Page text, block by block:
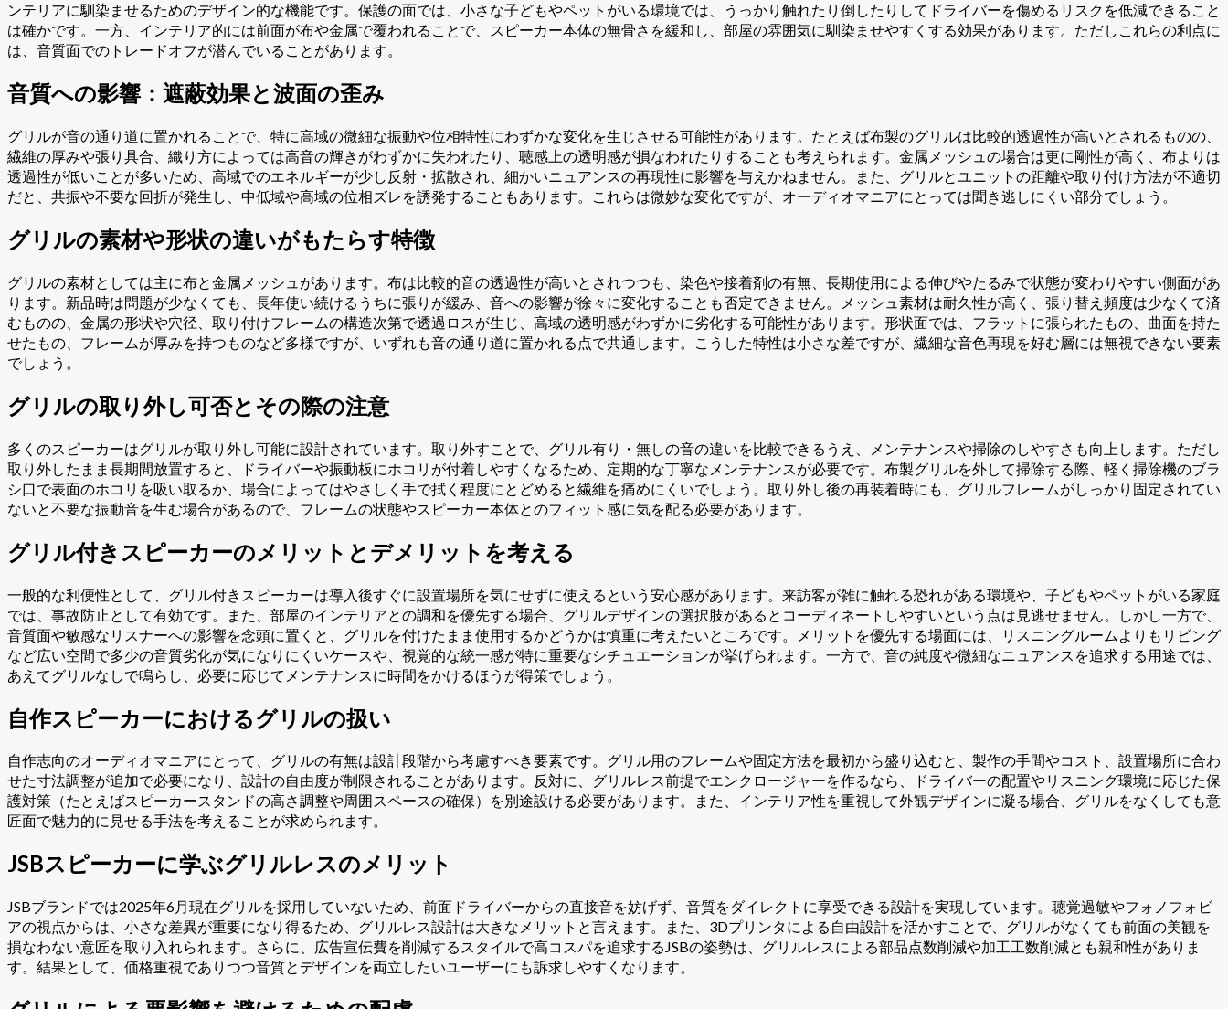
ンテリアに馴染ませるためのデザイン的な機能です。保護の面では、小さな子どもやペットがいる環境では、うっかり触れたり倒したりしてドライバーを傷めるリスクを低減できること
は確かです。一方、インテリア的には前面が布や金属で覆われることで、スピーカー本体の無骨さを緩和し、部屋の雰囲気に馴染ませやすくする効果があります。ただしこれらの利点に
は、音質面でのトレードオフが潜んでいることがあります。
音質への影響：遮蔽効果と波面の歪み
グリルが音の通り道に置かれることで、特に高域の微細な振動や位相特性にわずかな変化を生じさせる可能性があります。たとえば布製のグリルは比較的透過性が高いとされるものの、
繊維の厚みや張り具合、織り方によっては高音の輝きがわずかに失われたり、聴感上の透明感が損なわれたりすることも考えられます。金属メッシュの場合は更に剛性が高く、布よりは
透過性が低いことが多いため、高域でのエネルギーが少し反射・拡散され、細かいニュアンスの再現性に影響を与えかねません。また、グリルとユニットの距離や取り付け方法が不適切
だと、共振や不要な回折が発生し、中低域や高域の位相ズレを誘発することもあります。これらは微妙な変化ですが、オーディオマニアにとっては聞き逃しにくい部分でしょう。
グリルの素材や形状の違いがもたらす特徴
グリルの素材としては主に布と金属メッシュがあります。布は比較的音の透過性が高いとされつつも、染色や接着剤の有無、長期使用による伸びやたるみで状態が変わりやすい側面があ
ります。新品時は問題が少なくても、長年使い続けるうちに張りが緩み、音への影響が徐々に変化することも否定できません。メッシュ素材は耐久性が高く、張り替え頻度は少なくて済
むものの、金属の形状や穴径、取り付けフレームの構造次第で透過ロスが生じ、高域の透明感がわずかに劣化する可能性があります。形状面では、フラットに張られたもの、曲面を持た
せたもの、フレームが厚みを持つものなど多様ですが、いずれも音の通り道に置かれる点で共通します。こうした特性は小さな差ですが、繊細な音色再現を好む層には無視できない要素
でしょう。
グリルの取り外し可否とその際の注意
多くのスピーカーはグリルが取り外し可能に設計されています。取り外すことで、グリル有り・無しの音の違いを比較できるうえ、メンテナンスや掃除のしやすさも向上します。ただし
取り外したまま長期間放置すると、ドライバーや振動板にホコリが付着しやすくなるため、定期的な丁寧なメンテナンスが必要です。布製グリルを外して掃除する際、軽く掃除機のブラ
シ口で表面のホコリを吸い取るか、場合によってはやさしく手で拭く程度にとどめると繊維を痛めにくいでしょう。取り外し後の再装着時にも、グリルフレームがしっかり固定されてい
ないと不要な振動音を生む場合があるので、フレームの状態やスピーカー本体とのフィット感に気を配る必要があります。
グリル付きスピーカーのメリットとデメリットを考える
一般的な利便性として、グリル付きスピーカーは導入後すぐに設置場所を気にせずに使えるという安心感があります。来訪客が雑に触れる恐れがある環境や、子どもやペットがいる家庭
では、事故防止として有効です。また、部屋のインテリアとの調和を優先する場合、グリルデザインの選択肢があるとコーディネートしやすいという点は見逃せません。しかし一方で、
音質面や敏感なリスナーへの影響を念頭に置くと、グリルを付けたまま使用するかどうかは慎重に考えたいところです。メリットを優先する場面には、リスニングルームよりもリビング
など広い空間で多少の音質劣化が気になりにくいケースや、視覚的な統一感が特に重要なシチュエーションが挙げられます。一方で、音の純度や微細なニュアンスを追求する用途では、
あえてグリルなしで鳴らし、必要に応じてメンテナンスに時間をかけるほうが得策でしょう。
自作スピーカーにおけるグリルの扱い
自作志向のオーディオマニアにとって、グリルの有無は設計段階から考慮すべき要素です。グリル用のフレームや固定方法を最初から盛り込むと、製作の手間やコスト、設置場所に合わ
せた寸法調整が追加で必要になり、設計の自由度が制限されることがあります。反対に、グリルレス前提でエンクロージャーを作るなら、ドライバーの配置やリスニング環境に応じた保
護対策（たとえばスピーカースタンドの高さ調整や周囲スペースの確保）を別途設ける必要があります。また、インテリア性を重視して外観デザインに凝る場合、グリルをなくしても意
匠面で魅力的に見せる手法を考えることが求められます。
JSBスピーカーに学ぶグリルレスのメリット
JSBブランドでは2025年6月現在グリルを採用していないため、前面ドライバーからの直接音を妨げず、音質をダイレクトに享受できる設計を実現しています。聴覚過敏やフォノフォビ
アの視点からは、小さな差異が重要になり得るため、グリルレス設計は大きなメリットと言えます。また、3Dプリンタによる自由設計を活かすことで、グリルがなくても前面の美観を
損なわない意匠を取り入れられます。さらに、広告宣伝費を削減するスタイルで高コスパを追求するJSBの姿勢は、グリルレスによる部品点数削減や加工工数削減とも親和性がありま
す。結果として、価格重視でありつつ音質とデザインを両立したいユーザーにも訴求しやすくなります。